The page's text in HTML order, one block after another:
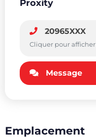
Proxity
20965XXX
Cliquer pour afficher
Message
Emplacement